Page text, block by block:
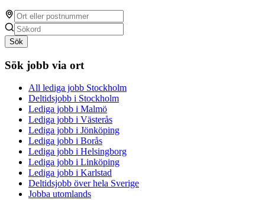
Sök
Sök jobb via ort
All lediga jobb Stockholm
Deltidsjobb i Stockholm
Lediga jobb i Malmö
Lediga jobb i Västerås
Lediga jobb i Jönköping
Lediga jobb i Borås
Lediga jobb i Helsingborg
Lediga jobb i Linköping
Lediga jobb i Karlstad
Deltidsjobb över hela Sverige
Jobba utomlands